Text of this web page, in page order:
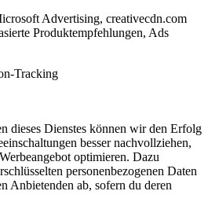
Advertising, creativecdn.com
Produktempfehlungen, Ads
Tracking
dieses Dienstes können wir den Erfolg
besser nachvollziehen,
optimieren. Dazu
personenbezogenen Daten
Anbietenden ab, sofern du deren